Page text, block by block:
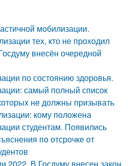
мобилизации.
тех, кто не проходил
внесён очередной
по состоянию здоровья.
самый полный список
не должны призывать
кому положена
студентам. Появились
по отсрочке от